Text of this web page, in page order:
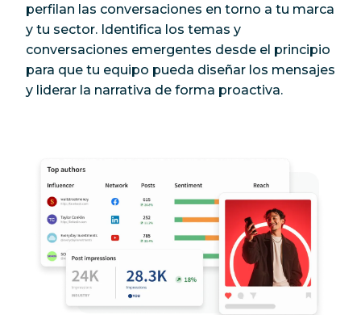
perfilan las conversaciones en torno a tu marca
y tu sector. Identifica los temas y
conversaciones emergentes desde el principio
para que tu equipo pueda diseñar los mensajes
y liderar la narrativa de forma proactiva.